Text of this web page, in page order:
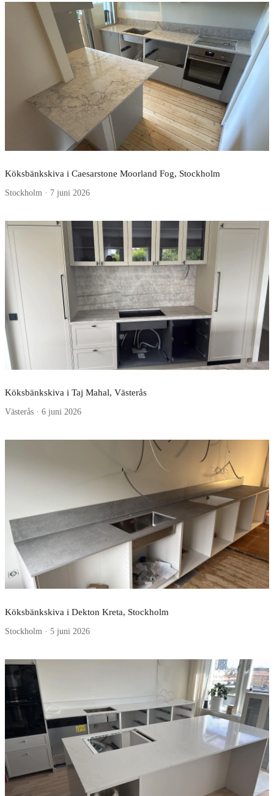
Köksbänkskiva i Caesarstone Moorland Fog, Stockholm
Stockholm · 7 juni 2026
Köksbänkskiva i Taj Mahal, Västerås
Västerås · 6 juni 2026
Köksbänkskiva i Dekton Kreta, Stockholm
Stockholm · 5 juni 2026